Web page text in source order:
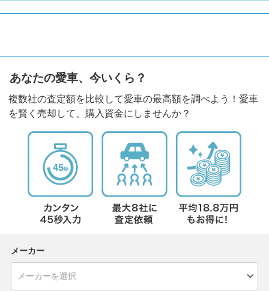
あなたの愛車、今いくら？
複数社の査定額を比較して愛車の最高額を調べよう！愛車
を賢く売却して、購入資金にしませんか？
メーカー